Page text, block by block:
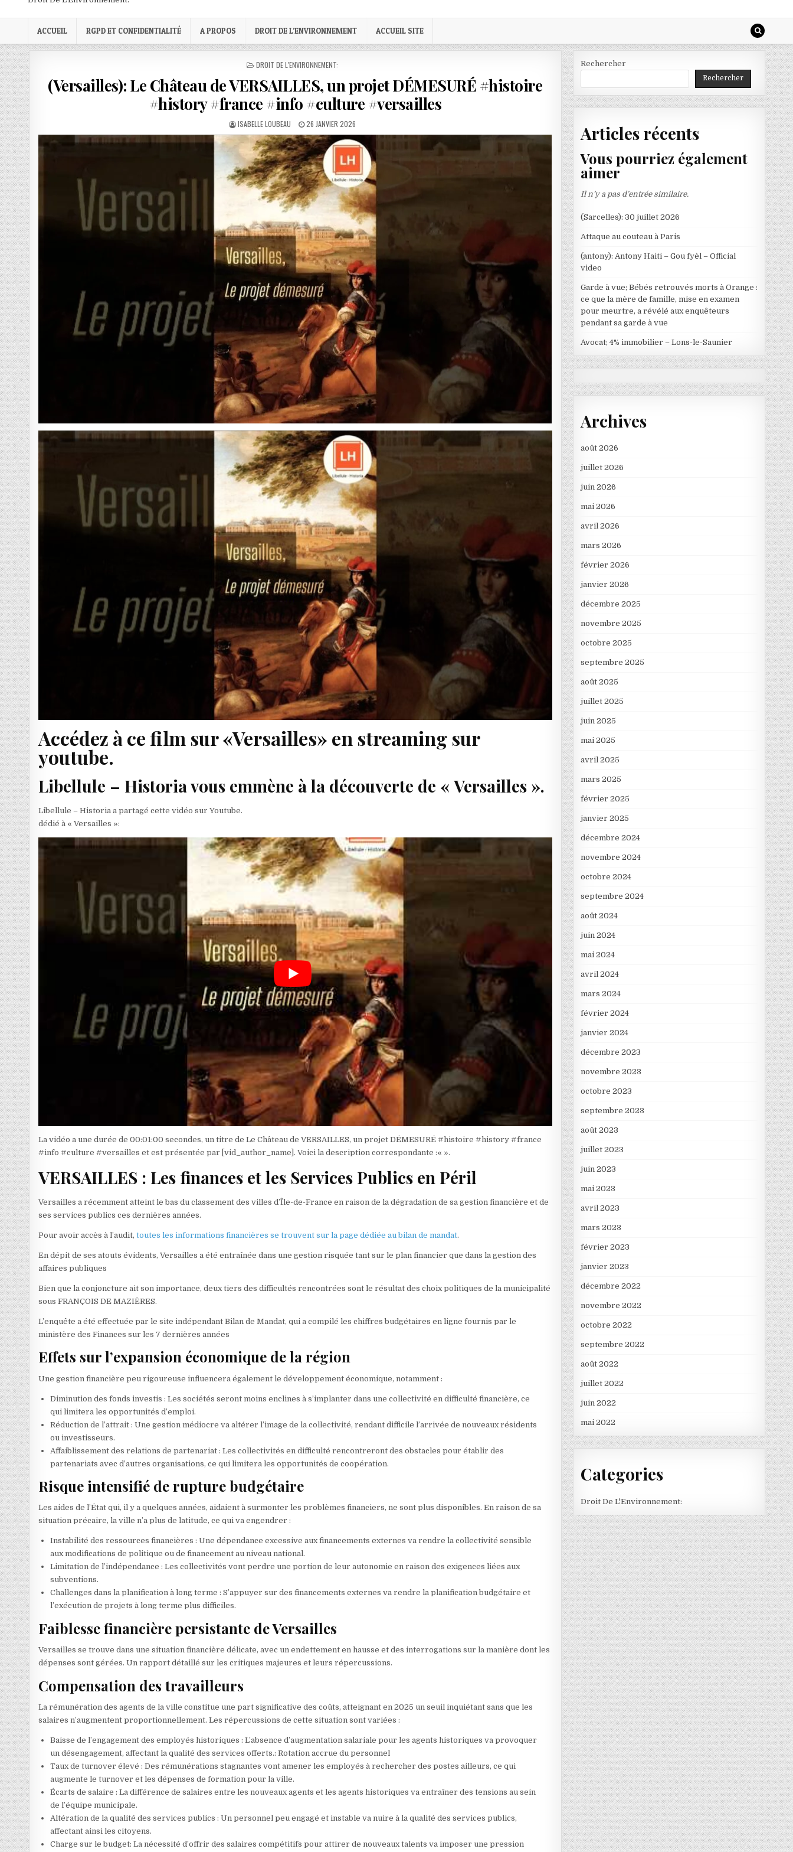
ACCUEIL RGPD ET CONFIDENTIALITÉ A PROPOS DROIT DE L’ENVIRONNEMENT ACCUEIL SITE
POSTED
DROIT DE L'ENVIRONNEMENT:
(Versailles): Le Château de VERSAILLES, un projet DÉMESURÉ #histoire
#history #france #info #culture #versailles
AUTHOR:
ISABELLE LOUBEAU
PUBLISHED
DATE:
26 JANVIER 2026
Accédez à ce film sur «Versailles» en streaming sur
youtube.
Libellule – Historia vous emmène à la découverte de « Versailles ».
Libellule – Historia a partagé cette vidéo sur Youtube.
dédié à « Versailles »:
La vidéo a une durée de 00:01:00 secondes, un titre de Le Château de VERSAILLES, un projet DÉMESURÉ #histoire #history #france
#info #culture #versailles et est présentée par [vid_author_name]. Voici la description correspondante :« ».
VERSAILLES : Les finances et les Services Publics en Péril
Versailles a récemment atteint le bas du classement des villes d’Île-de-France en raison de la dégradation de sa gestion financière et de
ses services publics ces dernières années.
Pour avoir accès à l’audit,toutes les informations financières se trouvent sur la page dédiée au bilan de mandat.
En dépit de ses atouts évidents, Versailles a été entraînée dans une gestion risquée tant sur le plan financier que dans la gestion des
affaires publiques
Bien que la conjoncture ait son importance, deux tiers des difficultés rencontrées sont le résultat des choix politiques de la municipalité
sous FRANÇOIS DE MAZIÈRES.
L’enquête a été effectuée par le site indépendant Bilan de Mandat, qui a compilé les chiffres budgétaires en ligne fournis par le
ministère des Finances sur les 7 dernières années
Effets sur l’expansion économique de la région
Une gestion financière peu rigoureuse influencera également le développement économique, notamment :
Diminution des fonds investis : Les sociétés seront moins enclines à s’implanter dans une collectivité en difficulté financière, ce
qui limitera les opportunités d’emploi.
Réduction de l’attrait : Une gestion médiocre va altérer l’image de la collectivité, rendant difficile l’arrivée de nouveaux résidents
ou investisseurs.
Affaiblissement des relations de partenariat : Les collectivités en difficulté rencontreront des obstacles pour établir des
partenariats avec d’autres organisations, ce qui limitera les opportunités de coopération.
Risque intensifié de rupture budgétaire
Les aides de l’État qui, il y a quelques années, aidaient à surmonter les problèmes financiers, ne sont plus disponibles. En raison de sa
situation précaire, la ville n’a plus de latitude, ce qui va engendrer :
Instabilité des ressources financières : Une dépendance excessive aux financements externes va rendre la collectivité sensible
aux modifications de politique ou de financement au niveau national.
Limitation de l’indépendance : Les collectivités vont perdre une portion de leur autonomie en raison des exigences liées aux
subventions.
Challenges dans la planification à long terme : S’appuyer sur des financements externes va rendre la planification budgétaire et
l’exécution de projets à long terme plus difficiles.
Faiblesse financière persistante de Versailles
Versailles se trouve dans une situation financière délicate, avec un endettement en hausse et des interrogations sur la manière dont les
dépenses sont gérées. Un rapport détaillé sur les critiques majeures et leurs répercussions.
Compensation des travailleurs
La rémunération des agents de la ville constitue une part significative des coûts, atteignant en 2025 un seuil inquiétant sans que les
salaires n’augmentent proportionnellement. Les répercussions de cette situation sont variées :
Baisse de l’engagement des employés historiques : L’absence d’augmentation salariale pour les agents historiques va provoquer
un désengagement, affectant la qualité des services offerts.: Rotation accrue du personnel
Taux de turnover élevé : Des rémunérations stagnantes vont amener les employés à rechercher des postes ailleurs, ce qui
augmente le turnover et les dépenses de formation pour la ville.
Écarts de salaire : La différence de salaires entre les nouveaux agents et les agents historiques va entraîner des tensions au sein
de l’équipe municipale.
Altération de la qualité des services publics : Un personnel peu engagé et instable va nuire à la qualité des services publics,
affectant ainsi les citoyens.
Charge sur le budget: La nécessité d’offrir des salaires compétitifs pour attirer de nouveaux talents va imposer une pression
Rechercher
Rechercher
Articles récents
Vous pourriez également
aimer
Il n’y a pas d’entrée similaire.
(Sarcelles): 30 juillet 2026
Attaque au couteau à Paris
(antony): Antony Haiti – Gou fyèl – Official
video
Garde à vue; Bébés retrouvés morts à Orange :
ce que la mère de famille, mise en examen
pour meurtre, a révélé aux enquêteurs
pendant sa garde à vue
Avocat; 4% immobilier – Lons-le-Saunier
Archives
août 2026
juillet 2026
juin 2026
mai 2026
avril 2026
mars 2026
février 2026
janvier 2026
décembre 2025
novembre 2025
octobre 2025
septembre 2025
août 2025
juillet 2025
juin 2025
mai 2025
avril 2025
mars 2025
février 2025
janvier 2025
décembre 2024
novembre 2024
octobre 2024
septembre 2024
août 2024
juin 2024
mai 2024
avril 2024
mars 2024
février 2024
janvier 2024
décembre 2023
novembre 2023
octobre 2023
septembre 2023
août 2023
juillet 2023
juin 2023
mai 2023
avril 2023
mars 2023
février 2023
janvier 2023
décembre 2022
novembre 2022
octobre 2022
septembre 2022
août 2022
juillet 2022
juin 2022
mai 2022
Categories
Droit De L'Environnement: